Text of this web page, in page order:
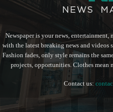
Newspaper is your news,
with the latest breaking news and videos
Fashion fades, only style remains the
projects, opportunities. Clothes
Contact us: